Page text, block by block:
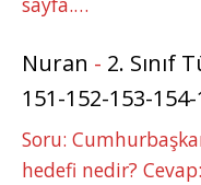
Nuran - 2. Sınıf
151-152-153-
Soru:
hedefi nedir?